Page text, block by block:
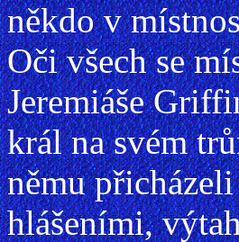
někdo v
Oči všech se
Jeremiáše
král na svém
němu
hlášeními,